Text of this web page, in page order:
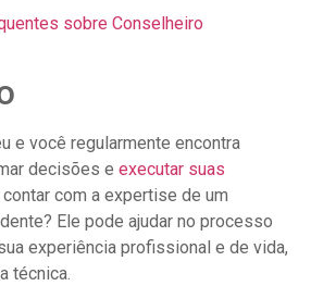
sobre Conselheiro
e você regularmente encontra
decisões e executar suas
contar com a expertise de um
Ele pode ajudar no processo
experiência profissional e de vida,
técnica.